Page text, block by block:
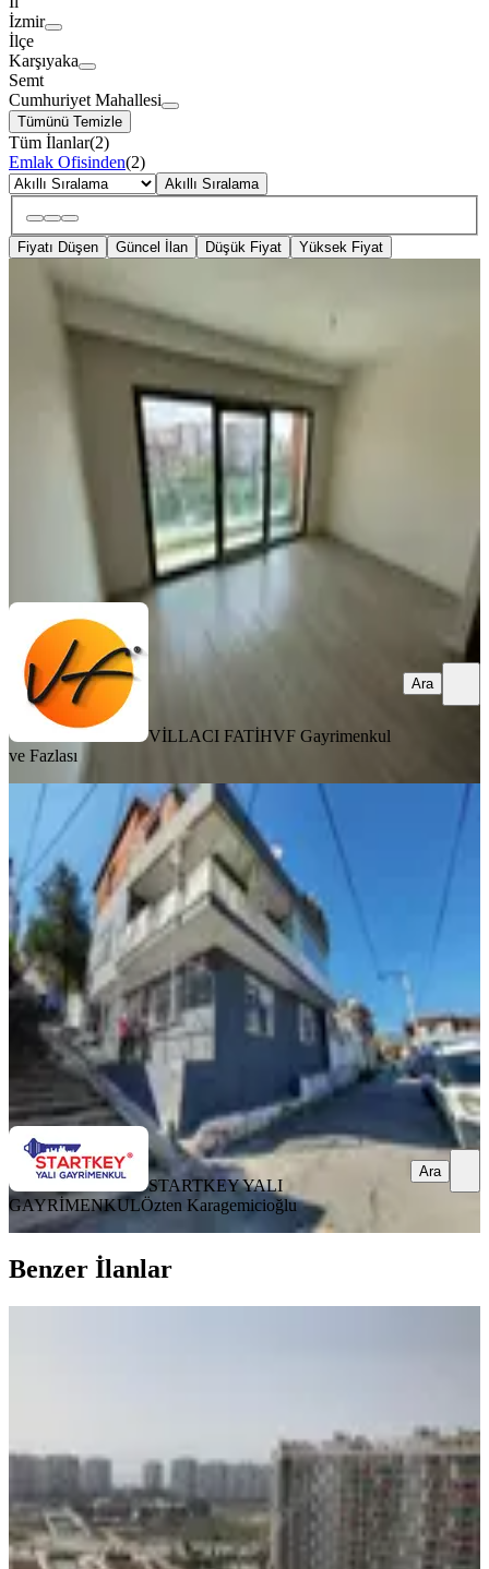
İzmir
İlçe
Karşıyaka
Semt
Cumhuriyet Mahallesi
Tümünü Temizle
Tüm İlanlar(2)
Emlak Ofisinden(2)
Akıllı Sıralama
Fiyatı Düşen Güncel İlan Düşük Fiyat Yüksek Fiyat
Kiralık 2+1 Daire
Karşıyaka, Cumhuriyet Mahallesi
2+1·78 m²·4. Kat 30.06.2026
36.000 ₺
VF Gayrimenkul ve Fazlası
VİLLACI FATİHVF Gayrimenkul
ve Fazlası
Ara
MANZARALI
Karşıyaka Cumhuriyet Mah. 1+1
Kiralık Daire
Karşıyaka, Cumhuriyet Mahallesi
1+1·70 m²·Yüksek giriş ·
16.000 ₺
STARTKEY YALI GAYRİMENKUL Özten Karagemicioğlu
STARTKEY YALI
GAYRİMENKULÖzten Karagemicioğlu
Ara
Benzer İlanlar
14. Kat·31.07.2023
135.000 ₺